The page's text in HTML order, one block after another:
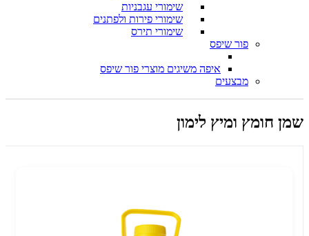
שימורי עגבניות
שימורי פירות ולפתנים
שימורי תירס
פור שיפס
איפה משיגים מוצרי פור שיפס
מבצעים
שמן חומץ ומיץ לימון